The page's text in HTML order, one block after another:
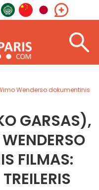
Wenderso dokumentinis
GARSAS),
FILMAS: